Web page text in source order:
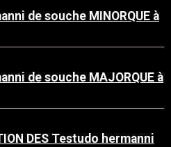
de souche MINORQUE à
de souche MAJORQUE à
DES Testudo hermanni